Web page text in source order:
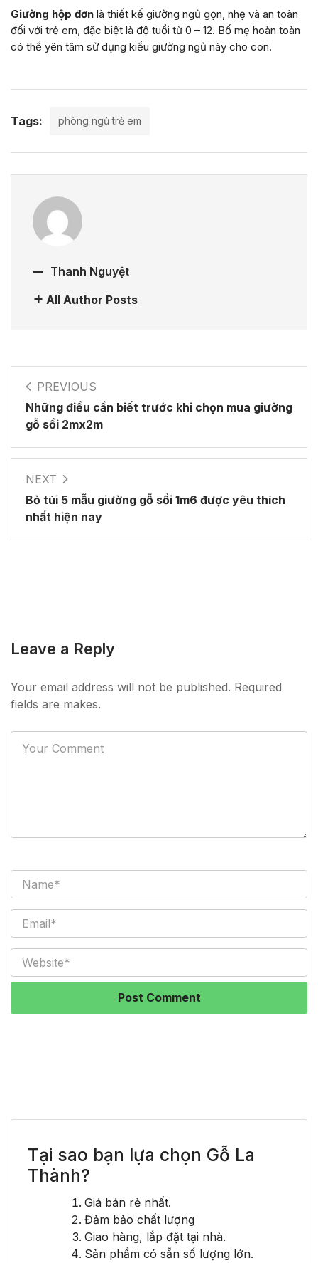
Tại sao bạn lựa chọn Gỗ La
Thành?
Giá bán rẻ nhất.
Đảm bảo chất lượng
Giao hàng, lắp đặt tại nhà.
Sản phẩm có sẵn số lượng lớn.
Giường hộp đơn là thiết kế giường ngủ gọn, nhẹ và an toàn
đối với trẻ em, đặc biệt là độ tuổi từ 0 – 12. Bố mẹ hoàn toàn
có thể yên tâm sử dụng kiểu giường ngủ này cho con.
Tags: phòng ngủ trẻ em
Thanh Nguyệt
All Author Posts
PREVIOUS
Những điều cần biết trước khi chọn mua giường
gỗ sồi 2mx2m
NEXT
Bỏ túi 5 mẫu giường gỗ sồi 1m6 được yêu thích
nhất hiện nay
Leave a Reply
Your email address will not be published. Required
fields are makes.